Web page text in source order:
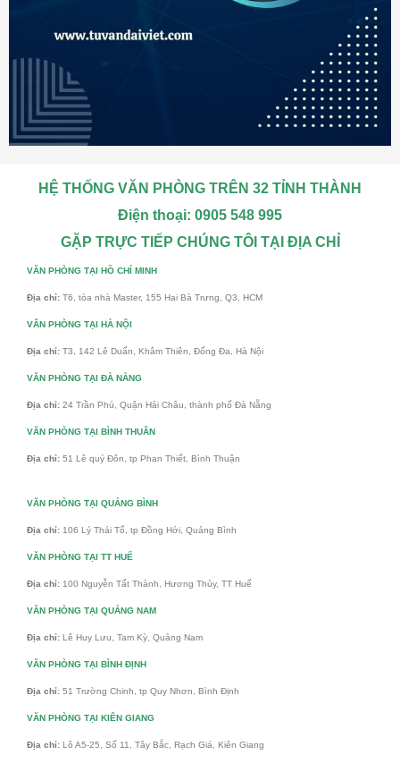
HỆ THỐNG VĂN PHÒNG TRÊN 32 TỈNH THÀNH
Điện thoại: 0905 548 995
GẶP TRỰC TIẾP CHÚNG TÔI TẠI ĐỊA CHỈ
VĂN PHÒNG TẠI HỒ CHÍ MINH
Địa chỉ: T6, tòa nhà Master, 155 Hai Bà Trưng, Q3, HCM
VĂN PHÒNG TẠI HÀ NỘI
Địa chỉ: T3, 142 Lê Duẩn, Khâm Thiên, Đống Đa, Hà Nội
VĂN PHÒNG TẠI ĐÀ NẴNG
Địa chỉ: 24 Trần Phú, Quận Hải Châu, thành phố Đà Nẵng
VĂN PHÒNG TẠI BÌNH THUÂN
Địa chỉ: 51 Lê quý Đôn, tp Phan Thiết, Bình Thuận
VĂN PHÒNG TẠI QUẢNG BÌNH
Địa chỉ: 106 Lý Thái Tổ, tp Đồng Hới, Quảng Bình
VĂN PHÒNG TẠI TT HUẾ
Địa chỉ: 100 Nguyễn Tất Thành, Hương Thủy, TT Huế
VĂN PHÒNG TẠI QUẢNG NAM
Địa chỉ: Lê Huy Lưu, Tam Kỳ, Quảng Nam
VĂN PHÒNG TẠI BÌNH ĐỊNH
Địa chỉ: 51 Trường Chinh, tp Quy Nhơn, Bình Định
VĂN PHÒNG TẠI KIÊN GIANG
Địa chỉ: Lô A5-25, Số 11, Tây Bắc, Rạch Giá, Kiên Giang